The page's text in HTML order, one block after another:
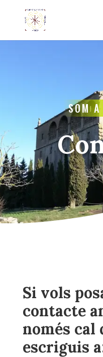
SOM
Si vols
contacte
només cal
escriguis